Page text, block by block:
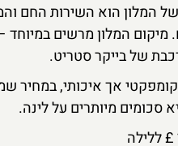
המלון הוא השירות החם
מיקום המלון מרשים
של בייקר סטריט.
סכומים מיותרים על לינה.